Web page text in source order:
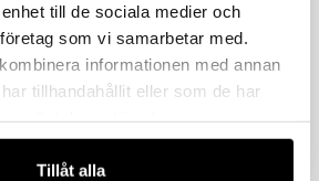
till de sociala medier och
som vi samarbetar med.
informationen med annan
tillhandahållit eller som de har
Tillåt alla
även på
till Bakers!
företag eller privatperson?
som privatperson